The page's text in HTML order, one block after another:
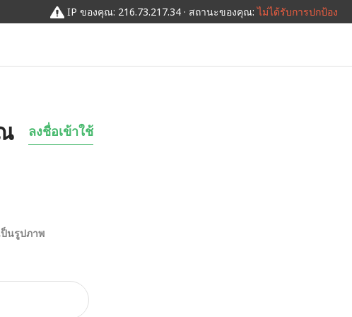
IP ของคุณ: 216.73.217.34 · สถานะของคุณ:ไม่ได้รับการปกป้อง
ลงชื่อเข้าใช้
นรูปภาพ